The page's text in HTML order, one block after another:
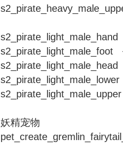
s2_pirate_light_male_foot
妖精宠物